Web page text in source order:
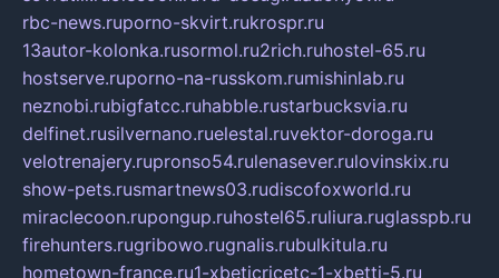
rbc-news.ruporno-skvirt.rukrospr.ru
13autor-kolonka.rusormol.ru2rich.ruhostel-65.ru
hostserve.ruporno-na-russkom.rumishinlab.ru
neznobi.rubigfatcc.ruhabble.rustarbucksvia.ru
delfinet.rusilvernano.ruelestal.ruvektor-doroga.ru
velotrenajery.rupronso54.rulenasever.rulovinskix.ru
show-pets.rusmartnews03.rudiscofoxworld.ru
miraclecoon.rupongup.ruhostel65.ruliura.ruglasspb.ru
firehunters.rugribowo.rugnalis.rubulkitula.ru
hometown-france.ru1-xbeticricetc-1-xbetti-5.ru